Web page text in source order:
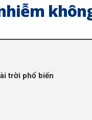
trời phổ biến